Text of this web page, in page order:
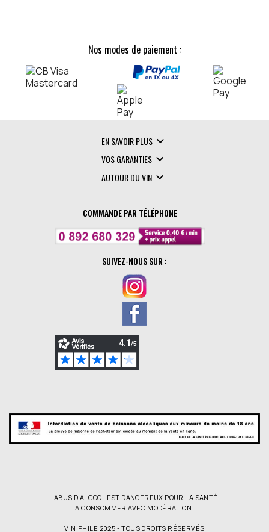
Nos modes de paiement :
EN SAVOIR PLUS 
VOS GARANTIES 
AUTOUR DU VIN 
COMMANDE PAR TÉLÉPHONE
SUIVEZ-NOUS SUR :
L’ABUS D’ALCOOL EST DANGEREUX POUR LA SANTÉ,
A CONSOMMER AVEC MODÉRATION.
VINIPHILE 2025 - TOUS DROITS RÉSERVÉS